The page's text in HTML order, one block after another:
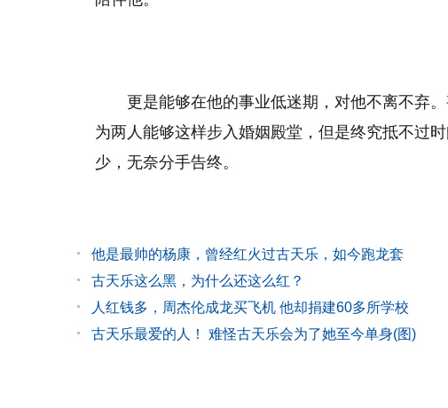
更是能够在他的事业低迷期，对他不离不弃
为两人能够这样步入婚姻殿堂，但是终究抵不过
少，无奈分手告终。
他是最帅的杨康，曾经红火过古天乐，如今跑龙套
古天乐这么黑，为什么还这么红？
人红钱多，周杰伦成龙买飞机 他却捐建60多所学校
古天乐最爱的人！ 难怪古天乐会为了她至今单身(图)